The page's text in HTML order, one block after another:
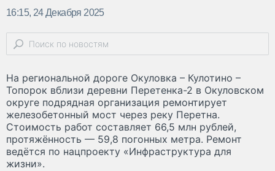
16:15, 24 Декабря 2025
На региональной дороге Окуловка – Кулотино –
Топорок вблизи деревни Перетенка-2 в Окуловском
округе подрядная организация ремонтирует
железобетонный мост через реку Перетна.
Стоимость работ составляет 66,5 млн рублей,
протяжённость — 59,8 погонных метра. Ремонт
ведётся по нацпроекту «Инфраструктура для
жизни».